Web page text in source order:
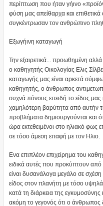
περίπτωση που ήταν γήινο
φύση μας απείθαρχα και επιθετικά
συγκέντρωσαν τον ανθρώπινο
Εξωγήινη καταγωγή
Την εξαιρετικά... προωθημένη
ο καθηγητής Οικολογίας Ελις
καταγωγής μας είναι αρκετά
καθηγητής, ο άνθρωπος
συχνά πόνους επειδή το είδος
χαμηλότερη βαρύτητα από αυτήν
προβλήματα δημιουργούνται και
ώρα εκτεθειμένοι στο ηλιακό φως
σε τόσο άμεση επαφή με τον Ηλιο.
Ενα επιπλέον επιχείρημα του
ειδικά αυτές που προκύπτουν από
είναι δυσανάλογα μεγάλο σε
είδος στον πλανήτη με τόσο
κατά τη διάρκεια της εγκυμοσύνης
ακόμη το γεγονός ότι ο άνθρωπος